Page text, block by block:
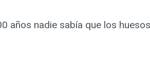
años nadie sabía que los